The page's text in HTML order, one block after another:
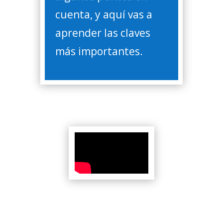
cuenta, y aquí vas a
aprender las claves
más importantes.